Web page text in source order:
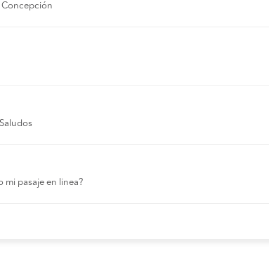
Concepción
pasaje en linea?